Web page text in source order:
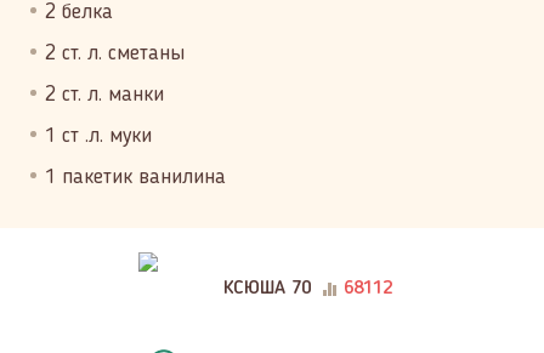
2 белка
2 ст. л. сметаны
2 ст. л. манки
1 ст .л. муки
1 пакетик ванилина
КСЮША 70 68112